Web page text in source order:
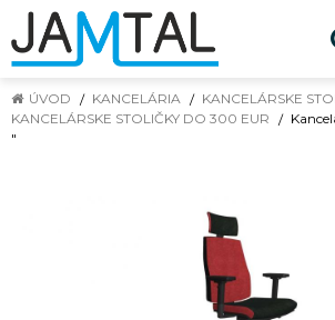
ÚVOD KANCELÁRIA
KANCELÁRSKE
KANCELÁRSKE STOLIČKY DO 300 EUR
"